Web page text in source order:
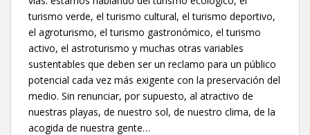
turismo verde, el turismo cultural, el turismo deportivo,
el agroturismo, el turismo gastronómico, el turismo
activo, el astroturismo y muchas otras variables
sustentables que deben ser un reclamo para un público
potencial cada vez más exigente con la preservación del
medio. Sin renunciar, por supuesto, al atractivo de
nuestras playas, de nuestro sol, de nuestro clima, de la
acogida de nuestra gente…